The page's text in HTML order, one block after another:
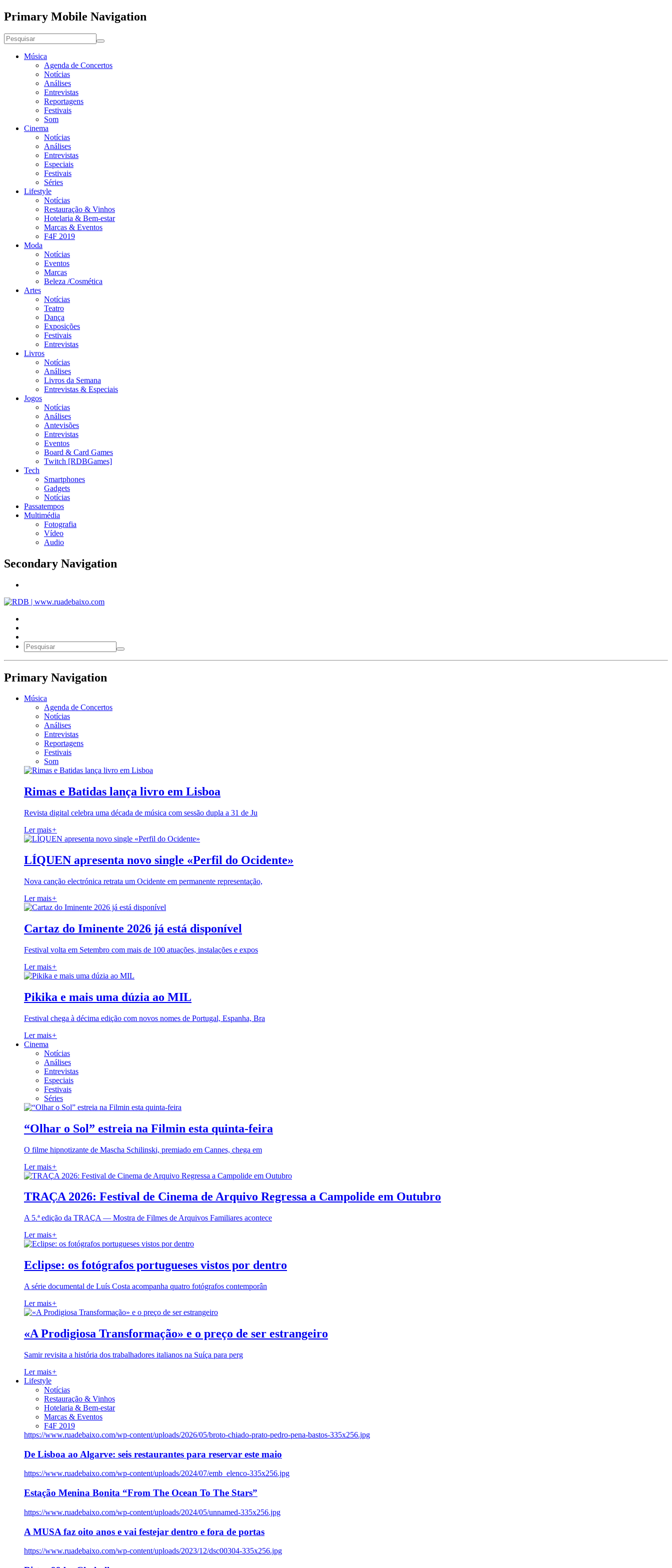
Primary Mobile Navigation
Música
Agenda de Concertos
Notícias
Análises
Entrevistas
Reportagens
Festivais
Som
Cinema
Notícias
Análises
Entrevistas
Especiais
Festivais
Séries
Lifestyle
Notícias
Restauração & Vinhos
Hotelaria & Bem-estar
Marcas & Eventos
F4F 2019
Moda
Notícias
Eventos
Marcas
Beleza /Cosmética
Artes
Notícias
Teatro
Dança
Exposições
Festivais
Entrevistas
Livros
Notícias
Análises
Livros da Semana
Entrevistas & Especiais
Jogos
Notícias
Análises
Antevisões
Entrevistas
Eventos
Board & Card Games
Twitch [RDBGames]
Tech
Smartphones
Gadgets
Notícias
Passatempos
Multimédia
Fotografia
Vídeo
Audio
Secondary Navigation
Primary Navigation
Música
Agenda de Concertos
Notícias
Análises
Entrevistas
Reportagens
Festivais
Som
Rimas e Batidas lança livro em Lisboa
Revista digital celebra uma década de música com sessão dupla a 31 de Ju
Ler mais+
LÍQUEN apresenta novo single «Perfil do Ocidente»
Nova canção electrónica retrata um Ocidente em permanente representação,
Ler mais+
Cartaz do Iminente 2026 já está disponível
Festival volta em Setembro com mais de 100 atuações, instalações e expos
Ler mais+
Pikika e mais uma dúzia ao MIL
Festival chega à décima edição com novos nomes de Portugal, Espanha, Bra
Ler mais+
Cinema
Notícias
Análises
Entrevistas
Especiais
Festivais
Séries
“Olhar o Sol” estreia na Filmin esta quinta-feira
O filme hipnotizante de Mascha Schilinski, premiado em Cannes, chega em
Ler mais+
TRAÇA 2026: Festival de Cinema de Arquivo Regressa a Campolide em Outubro
A 5.ª edição da TRAÇA — Mostra de Filmes de Arquivos Familiares acontece
Ler mais+
Eclipse: os fotógrafos portugueses vistos por dentro
A série documental de Luís Costa acompanha quatro fotógrafos contemporân
Ler mais+
«A Prodigiosa Transformação» e o preço de ser estrangeiro
Samir revisita a história dos trabalhadores italianos na Suíça para perg
Ler mais+
Lifestyle
Notícias
Restauração & Vinhos
Hotelaria & Bem-estar
Marcas & Eventos
F4F 2019
https://www.ruadebaixo.com/wp-content/uploads/2026/05/broto-chiado-prato-pedro-pena-bastos-335x256.jpg
De Lisboa ao Algarve: seis restaurantes para reservar este maio
https://www.ruadebaixo.com/wp-content/uploads/2024/07/emb_elenco-335x256.jpg
Estação Menina Bonita “From The Ocean To The Stars”
https://www.ruadebaixo.com/wp-content/uploads/2024/05/unnamed-335x256.jpg
A MUSA faz oito anos e vai festejar dentro e fora de portas
https://www.ruadebaixo.com/wp-content/uploads/2023/12/dsc00304-335x256.jpg